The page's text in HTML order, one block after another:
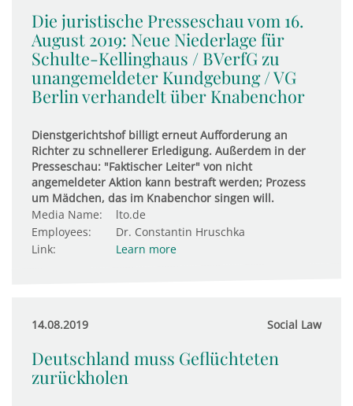
Die juristische Presseschau vom 16.
August 2019: Neue Nie­der­lage für
Schulte-Kel­ling­haus / BVerfG zu
unan­ge­mel­deter Kund­ge­bung / VG
Berlin ver­han­delt über Kna­ben­chor
Dienstgerichtshof billigt erneut Aufforderung an
Richter zu schnellerer Erledigung. Außerdem in der
Presseschau: "Faktischer Leiter" von nicht
angemeldeter Aktion kann bestraft werden; Prozess
um Mädchen, das im Knabenchor singen will.
Media Name:
lto.de
Employees:
Dr. Constantin Hruschka
Link:
Learn more
14.08.2019 Social Law
Deutschland muss Geflüchteten
zurückholen